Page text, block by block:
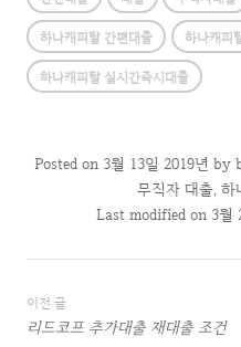
하나캐피탈 간편대출 하나캐피
하나캐피탈 실시간즉시대출
Posted on 3월 13일 2019년 by
무직자 대출, 하
Last modified on 3월
글
이전 글
리드코프 추가대출 재대출 조건